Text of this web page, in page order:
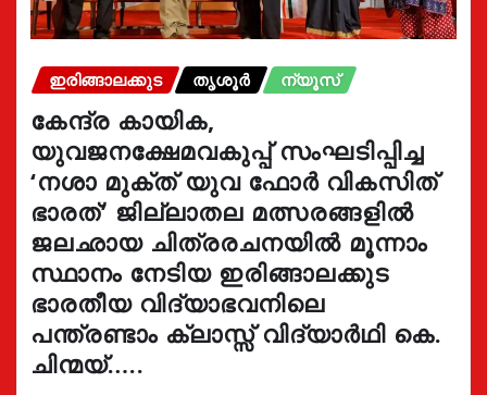
ഇരിങ്ങാലക്കുട തൃശൂർ ന്യൂസ്
കേന്ദ്ര കായിക,
യുവജനക്ഷേമവകുപ്പ് സംഘടിപ്പിച്ച
‘നശാ മുക്ത് യുവ ഫോർ വികസിത്
ഭാരത്’ ജില്ലാതല മത്സരങ്ങളിൽ
ജലഛായ ചിത്രരചനയിൽ മൂന്നാം
സ്ഥാനം നേടിയ ഇരിങ്ങാലക്കുട
ഭാരതീയ വിദ്യാഭവനിലെ
പന്ത്രണ്ടാം ക്ലാസ്സ് വിദ്യാർഥി കെ.
ചിന്മയ്…..